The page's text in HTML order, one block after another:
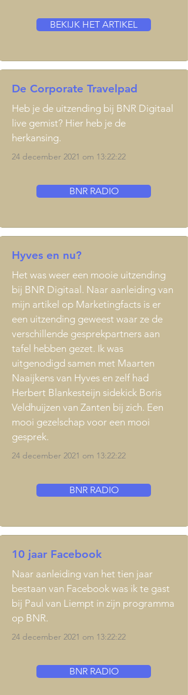
BEKIJK HET ARTIKEL
De Corporate Travelpad
Heb je de uitzending bij BNR Digitaal
live gemist? Hier heb je de
herkansing.
24 december 2021 om 13:22:22
BNR RADIO
Hyves en nu?
Het was weer een mooie uitzending
bij BNR Digitaal. Naar aanleiding van
mijn artikel op Marketingfacts is er
een uitzending geweest waar ze de
verschillende gesprekpartners aan
tafel hebben gezet. Ik was
uitgenodigd samen met Maarten
Naaijkens van Hyves en zelf had
Herbert Blankesteijn sidekick Boris
Veldhuijzen van Zanten bij zich. Een
mooi gezelschap voor een mooi
gesprek.
24 december 2021 om 13:22:22
BNR RADIO
10 jaar Facebook
Naar aanleiding van het tien jaar
bestaan van Facebook was ik te gast
bij Paul van Liempt in zijn programma
op BNR.
24 december 2021 om 13:22:22
BNR RADIO